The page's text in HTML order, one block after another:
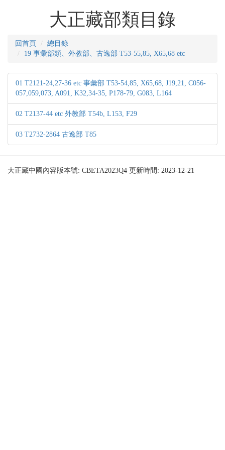
大正藏部類目錄
回首頁
總目錄
19 事彙部類、外教部、古逸部 T53-55,85, X65,68 etc
01 T2121-24,27-36 etc 事彙部 T53-54,85, X65,68, J19,21, C056-
057,059,073, A091, K32,34-35, P178-79, G083, L164
02 T2137-44 etc 外教部 T54b, L153, F29
03 T2732-2864 古逸部 T85
大正藏中國內容版本號: CBETA2023Q4 更新時間: 2023-12-21